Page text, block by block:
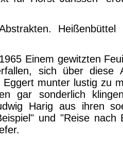
Heißenbüttel
Einem gewitzten
sich über diese
Eggert munter lustig zu
gar sonderlich
Harig aus ihren
und "Reise nach